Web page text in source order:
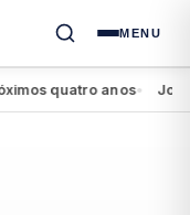
MENU
quatro anos● João